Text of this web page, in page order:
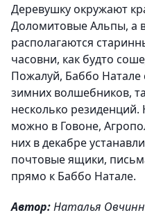
Деревушку окружают
Доломитовые Альпы, а
располагаются
часовни, как будто
Пожалуй, Баббо
зимних волшебников,
несколько резиденций.
можно в Говоне,
них в декабре
почтовые ящики,
прямо к Баббо Натале.
Автор:Наталья